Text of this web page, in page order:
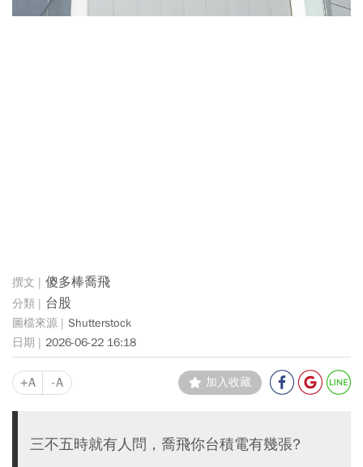
傻多棒喬飛
台股
Shutterstock
2026-06-22 16:18
+A -A 加入收藏
三不五時就有人問，喬飛你台積電有幾張?